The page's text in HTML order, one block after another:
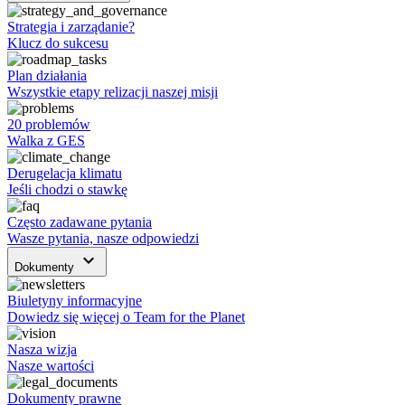
Strategia i zarządanie?
Klucz do sukcesu
Plan działania
Wszystkie etapy relizacji naszej misji
20 problemów
Walka z GES
Derugelacja klimatu
Jeśli chodzi o stawkę
Często zadawane pytania
Wasze pytania, nasze odpowiedzi
Dokumenty keyboard_arrow_down
Biuletyny informacyjne
Dowiedz się więcej o Team for the Planet
Nasza wizja
Nasze wartości
Dokumenty prawne